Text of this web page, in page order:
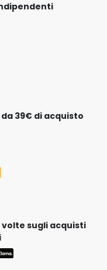
39€ di acquisto
volte sugli acquisti